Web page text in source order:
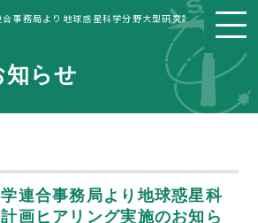
合事務局より地球惑星科学分野大型研究計画ヒアリ
知らせ
連合事務局より地球惑星科
画ヒアリング実施のお知ら